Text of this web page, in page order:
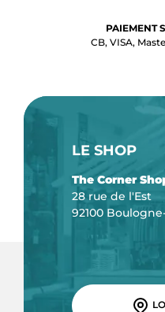
PAIEMENT
CB, VISA,
LE SHOP
The Corner
28 rue de l'Est
92100